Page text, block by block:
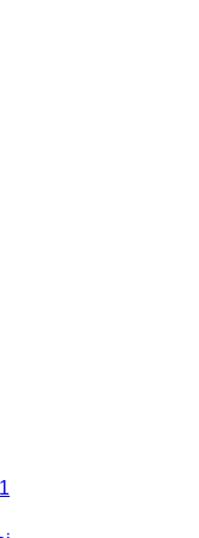
page Instagram
Facebook
Youtube
TikTok
à notre newsletter